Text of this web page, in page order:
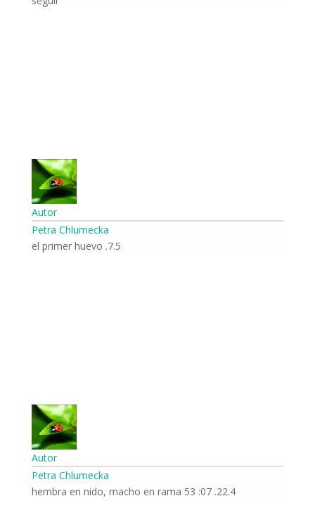
Autor
Petra Chlumecka
7.5. el primer huevo
Autor
Petra Chlumecka
22.4. 07: 53 hembra en nido, macho en rama